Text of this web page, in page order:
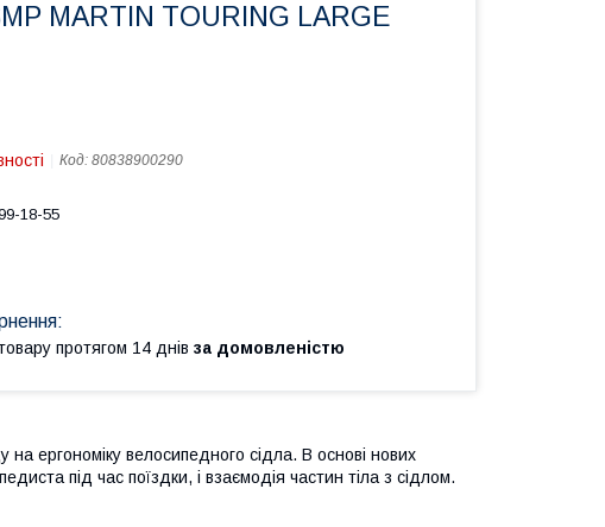
MARTIN TOURING LARGE
Код: 80838900290
18-55
протягом 14 днів за домовленістю
ергономіку велосипедного сідла. В основі нових
під час поїздки, і взаємодія частин тіла з сідлом.